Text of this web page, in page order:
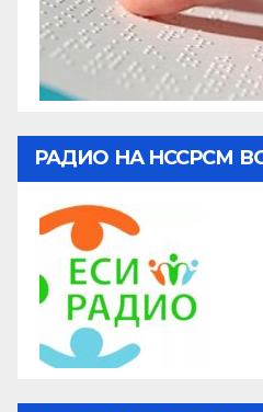
РАДИО НА НССРСМ